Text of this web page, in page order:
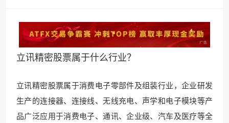
立讯精密股票属于什么行业？
立讯精密股票属于消费电子零部件及组装行业，企业研发
生产的连接器、连接线、无线充电、声学和电子模块等产
品广泛应用于消费电子、通讯、企业级、汽车及医疗等全